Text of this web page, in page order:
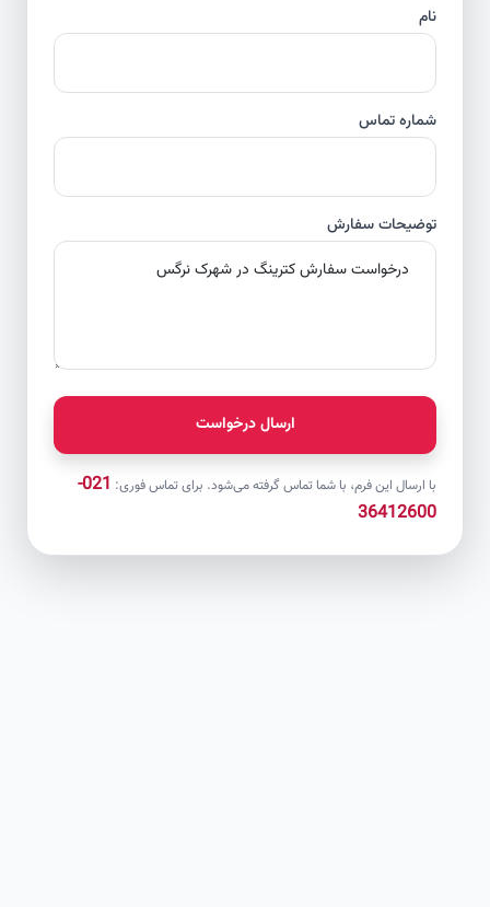
شماره تماس
توضیحات سفارش
ارسال درخواست
با ارسال این فرم، با شما تماس گرفته می‌شود. برای تماس فوری:
021-
36412600